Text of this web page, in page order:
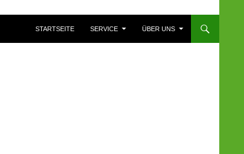
STARTSEITE
SERVICE ÜBER UNS